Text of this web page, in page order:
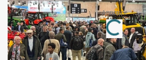
Annonce
Loading...